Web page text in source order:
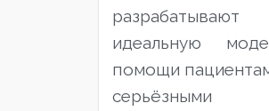
разрабатывают
идеальную
помощи
серьёзными